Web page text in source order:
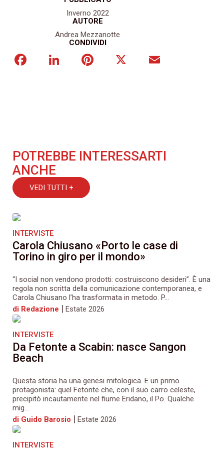
Inverno 2022
AUTORE
Andrea Mezzanotte
CONDIVIDI
FacebookLinkedInPinterest
POTREBBE INTERESSARTI
ANCHE
VEDI TUTTI +
INTERVISTE
Carola Chiusano «Porto le case di
Torino in giro per il mondo»
“I social non vendono prodotti: costruiscono desideri”. È una
regola non scritta della comunicazione contemporanea, e
Carola Chiusano l’ha trasformata in metodo. P...
di Redazione | Estate 2026
INTERVISTE
Da Fetonte a Scabin: nasce Sangon
Beach
Questa storia ha una genesi mitologica. E un primo
protagonista: quel Fetonte che, con il suo carro celeste,
precipitò incautamente nel fiume Eridano, il Po. Qualche
mig...
di Guido Barosio | Estate 2026
INTERVISTE